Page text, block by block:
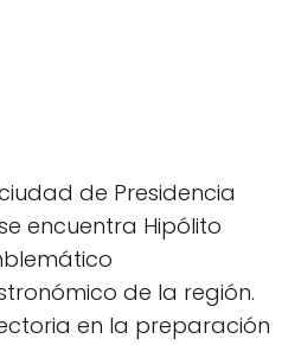
de Presidencia
encuentra Hipólito
de la región.
en la preparación